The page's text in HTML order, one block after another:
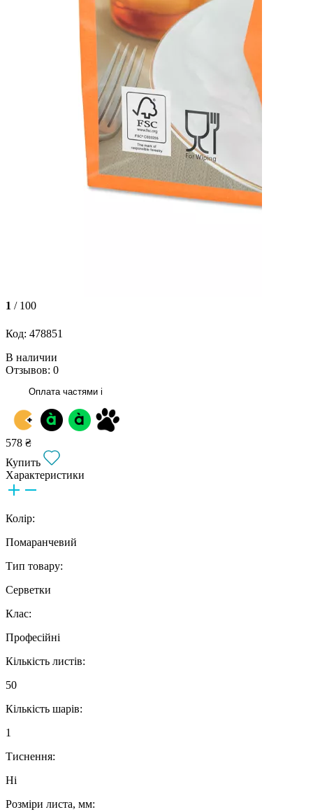
1 / 100
Код: 478851
В наличии
Отзывов: 0
Оплата частями i
578 ₴
Купить
Характеристики
Колір:
Помаранчевий
Тип товару:
Серветки
Клас:
Професійні
Кількість листів:
50
Кількість шарів:
1
Тиснення:
Ні
Розміри листа, мм: